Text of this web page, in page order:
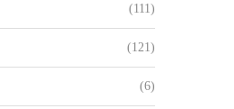
(111)
(121)
(6)